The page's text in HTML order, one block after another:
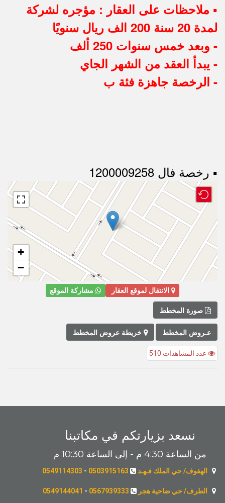
▪︎ ملاحظات على العقار : مؤجره لشركة
لمدة 20 سنة 200 الف ريال سنويًا
- وبعد خمس سنوات 250 ألف
- يبدأ العقد من الشهر الجاي
- الرخصة جاهزة فئة ب
▪︎ رخصة فال 1200009258
+
−
الانتقال لموقع العقار مشاركة الموقع
صورة المخطط
عـروض المخطط خريطة عروض المخطط
عدد المشاهدات 510
نسعد بزيارتكم في مكاتبنا
من الساعة 4:30 م - إلى الساعة 10:30 م
الهفوف/ حي الملك فـهـد 0503915163
-
0549114303
الطرف/ حي ضاحية هجر 0567939333
-
0549144041